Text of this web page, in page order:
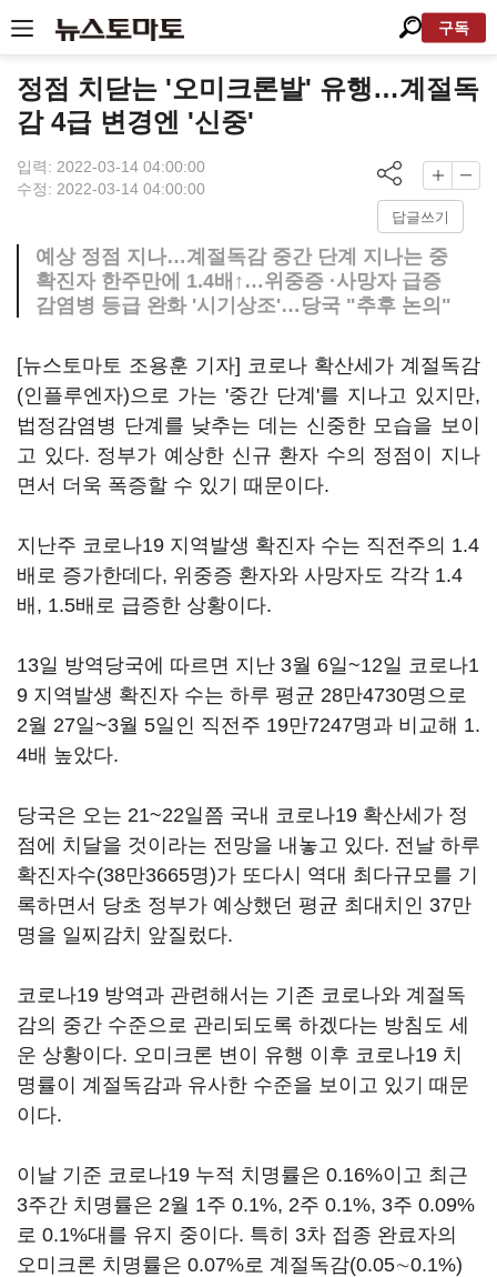
구독
정점 치닫는 '오미크론발' 유행…계절독
감 4급 변경엔 '신중'
입력: 2022-03-14 04:00:00
수정: 2022-03-14 04:00:00
답글쓰기
예상 정점 지나…계절독감 중간 단계 지나는 중
확진자 한주만에 1.4배↑…위중증 ·사망자 급증
감염병 등급 완화 '시기상조'…당국 "추후 논의"
[뉴스토마토 조용훈 기자] 코로나 확산세가 계절독감
(인플루엔자)으로 가는 '중간 단계'를 지나고 있지만,
법정감염병 단계를 낮추는 데는 신중한 모습을 보이
고 있다. 정부가 예상한 신규 환자 수의 정점이 지나
면서 더욱 폭증할 수 있기 때문이다.
지난주 코로나19 지역발생 확진자 수는 직전주의 1.4
배로 증가한데다, 위중증 환자와 사망자도 각각 1.4
배, 1.5배로 급증한 상황이다.
13일 방역당국에 따르면 지난 3월 6일~12일 코로나1
9 지역발생 확진자 수는 하루 평균 28만4730명으로
2월 27일~3월 5일인 직전주 19만7247명과 비교해 1.
4배 높았다.
당국은 오는 21~22일쯤 국내 코로나19 확산세가 정
점에 치달을 것이라는 전망을 내놓고 있다. 전날 하루
확진자수(38만3665명)가 또다시 역대 최다규모를 기
록하면서 당초 정부가 예상했던 평균 최대치인 37만
명을 일찌감치 앞질렀다.
코로나19 방역과 관련해서는 기존 코로나와 계절독
감의 중간 수준으로 관리되도록 하겠다는 방침도 세
운 상황이다. 오미크론 변이 유행 이후 코로나19 치
명률이 계절독감과 유사한 수준을 보이고 있기 때문
이다.
이날 기준 코로나19 누적 치명률은 0.16%이고 최근
3주간 치명률은 2월 1주 0.1%, 2주 0.1%, 3주 0.09%
로 0.1%대를 유지 중이다. 특히 3차 접종 완료자의
오미크론 치명률은 0.07%로 계절독감(0.05∼0.1%)